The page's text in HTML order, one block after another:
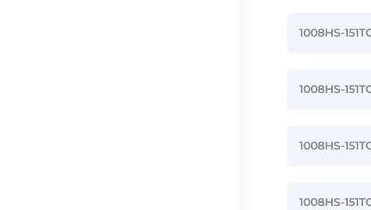
1008HS-
1008HS-
1008HS-
1008HS-